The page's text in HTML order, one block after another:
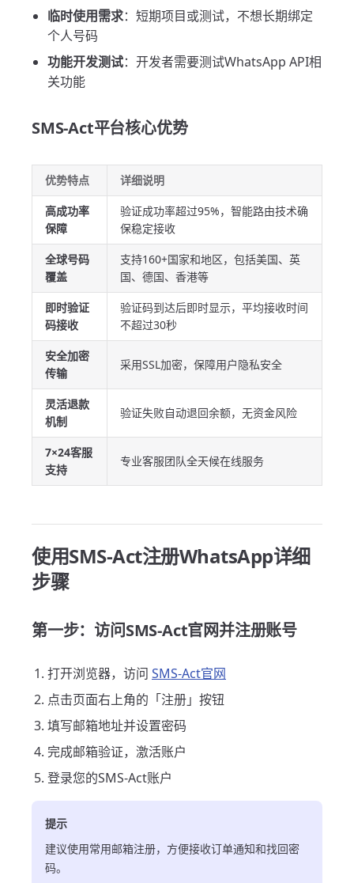
临时使用需求：短期项目或测试，不想长期绑定
个人号码
功能开发测试：开发者需要测试WhatsApp API相
关功能
SMS-Act平台核心优势
优势特点 详细说明
高成功率
保障
验证成功率超过95%，智能路由技术确
保稳定接收
全球号码
覆盖
支持160+国家和地区，包括美国、英
国、德国、香港等
即时验证
码接收
验证码到达后即时显示，平均接收时间
不超过30秒
安全加密
传输
采用SSL加密，保障用户隐私安全
灵活退款
机制
验证失败自动退回余额，无资金风险
7×24客服
支持
专业客服团队全天候在线服务
使用SMS-Act注册WhatsApp详细
步骤
第一步：访问SMS-Act官网并注册账号
打开浏览器，访问 SMS-Act官网
点击页面右上角的「注册」按钮
填写邮箱地址并设置密码
完成邮箱验证，激活账户
登录您的SMS-Act账户
提示
建议使用常用邮箱注册，方便接收订单通知和找回密
码。